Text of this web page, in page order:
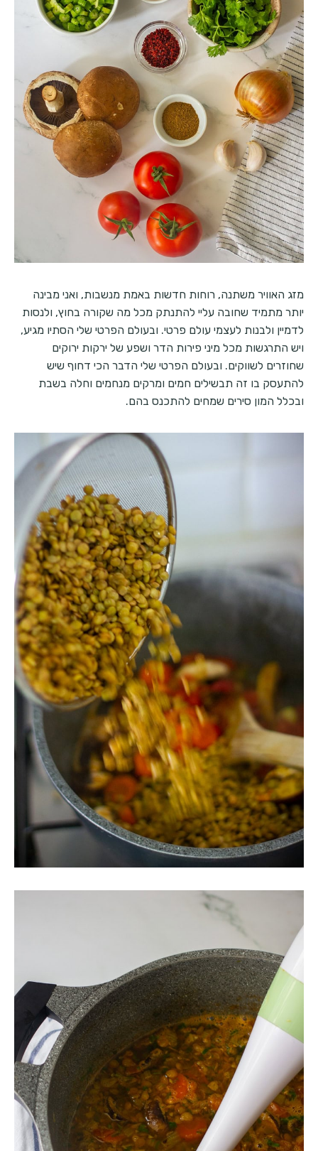
מזג האוויר משתנה, רוחות חדשות באמת מנשבות, ואני מבינה
יותר מתמיד שחובה עליי להתנתק מכל מה שקורה בחוץ, ולנסות
לדמיין ולבנות לעצמי עולם פרטי. ובעולם הפרטי שלי הסתיו מגיע,
ויש התרגשות מכל מיני פירות הדר ושפע של ירקות ירוקים
שחוזרים לשווקים. ובעולם הפרטי שלי הדבר הכי דחוף שיש
להתעסק בו זה תבשילים חמים ומרקים מנחמים וחלה בשבת
ובכלל המון סירים שמחים להתכנס בהם.